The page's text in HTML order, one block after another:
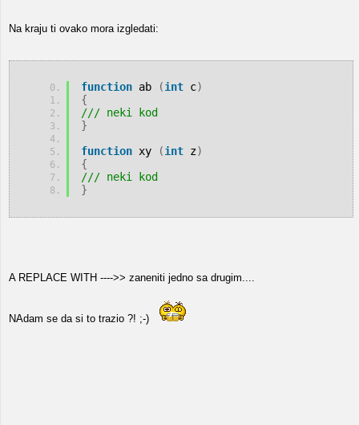
Na kraju ti ovako mora izgledati:
function ab (int c)
{
/// neki kod
}
function xy (int z)
{
/// neki kod
}
A REPLACE WITH ---->> zaneniti jedno sa drugim....
NAdam se da si to trazio ?! ;-)